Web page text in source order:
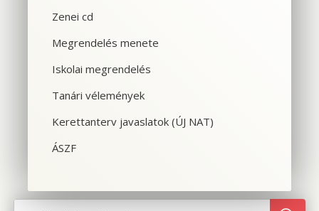
SPANYOL TANFOLYAM OLASZOSOKNAK
CILS NYELVVIZSGA
SZINTFELMÉRÉS
Zenei cd
Megrendelés menete
Iskolai megrendelés
Tanári vélemények
Kerettanterv javaslatok (ÚJ NAT)
ÁSZF